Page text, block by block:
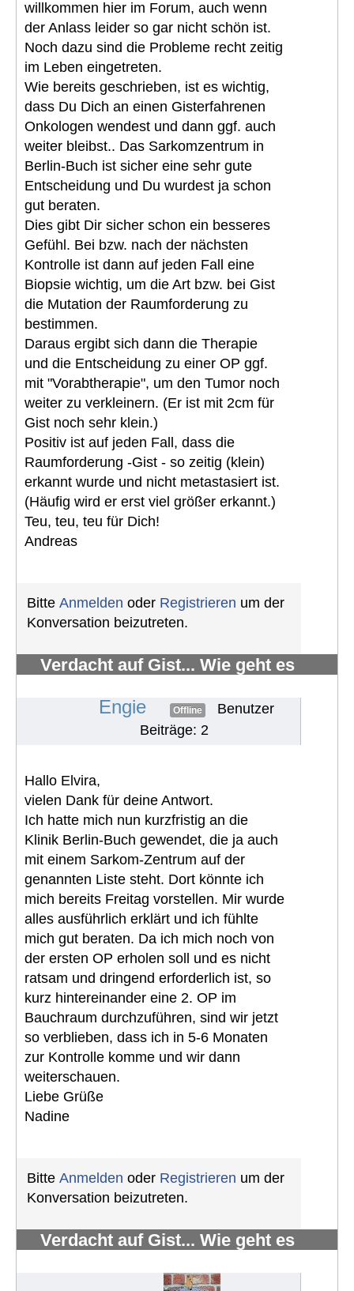
willkommen hier im Forum, auch wenn
der Anlass leider so gar nicht schön ist.
Noch dazu sind die Probleme recht zeitig
im Leben eingetreten.
Wie bereits geschrieben, ist es wichtig,
dass Du Dich an einen Gisterfahrenen
Onkologen wendest und dann ggf. auch
weiter bleibst.. Das Sarkomzentrum in
Berlin-Buch ist sicher eine sehr gute
Entscheidung und Du wurdest ja schon
gut beraten.
Dies gibt Dir sicher schon ein besseres
Gefühl. Bei bzw. nach der nächsten
Kontrolle ist dann auf jeden Fall eine
Biopsie wichtig, um die Art bzw. bei Gist
die Mutation der Raumforderung zu
bestimmen.
Daraus ergibt sich dann die Therapie
und die Entscheidung zu einer OP ggf.
mit "Vorabtherapie", um den Tumor noch
weiter zu verkleinern. (Er ist mit 2cm für
Gist noch sehr klein.)
Positiv ist auf jeden Fall, dass die
Raumforderung -Gist - so zeitig (klein)
erkannt wurde und nicht metastasiert ist.
(Häufig wird er erst viel größer erkannt.)
Teu, teu, teu für Dich!
Andreas
Bitte Anmelden oder Registrieren um der
Konversation beizutreten.
Verdacht auf Gist... Wie geht es
Engie Offline
Benutzer
Beiträge: 2
Hallo Elvira,
vielen Dank für deine Antwort.
Ich hatte mich nun kurzfristig an die
Klinik Berlin-Buch gewendet, die ja auch
mit einem Sarkom-Zentrum auf der
genannten Liste steht. Dort könnte ich
mich bereits Freitag vorstellen. Mir wurde
alles ausführlich erklärt und ich fühlte
mich gut beraten. Da ich mich noch von
der ersten OP erholen soll und es nicht
ratsam und dringend erforderlich ist, so
kurz hintereinander eine 2. OP im
Bauchraum durchzuführen, sind wir jetzt
so verblieben, dass ich in 5-6 Monaten
zur Kontrolle komme und wir dann
weiterschauen.
Liebe Grüße
Nadine
Bitte Anmelden oder Registrieren um der
Konversation beizutreten.
Verdacht auf Gist... Wie geht es